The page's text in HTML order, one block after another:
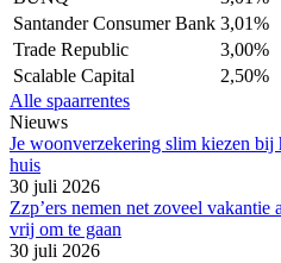
Santander Consumer Bank 3,01%
Trade Republic
3,00%
Scalable Capital
2,50%
Alle spaarrentes
Nieuws
Je woonverzekering slim kiezen bij
huis
30 juli 2026
Zzp’ers nemen net zoveel
vrij om te gaan
30 juli 2026